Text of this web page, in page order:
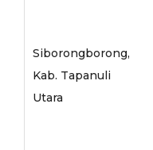
Siborongborong,
Kab. Tapanuli
Utara